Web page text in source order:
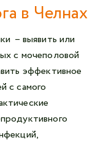
в Челнах
– выявить или
с мочеполовой
эффективное
с самого